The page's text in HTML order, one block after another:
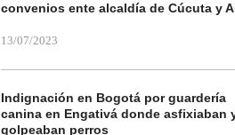
convenios ente alcaldía de Cúcuta y
13/07/2023
Indignación en Bogotá por guardería
canina en Engativá donde asfixiaban
golpeaban perros